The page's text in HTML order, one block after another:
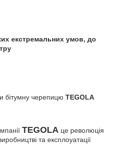
TEGOLA це революція
та експлоуатації
бітумну черепицю TEGOLA
екстремальних умов, до